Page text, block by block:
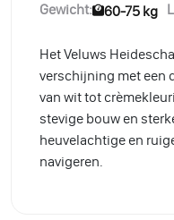
Gewicht: 60-75 kg
Het Veluws
verschijning met een
van wit tot
stevige bouw en
heuvelachtige en
navigeren.